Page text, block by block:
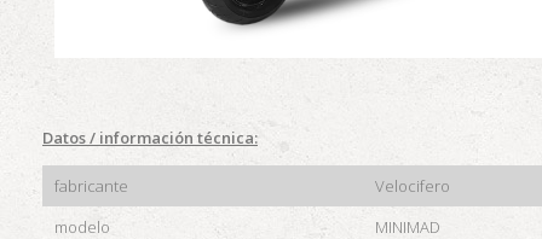
Datos / información técnica:
fabricante
Velocifero
modelo
MINIMAD